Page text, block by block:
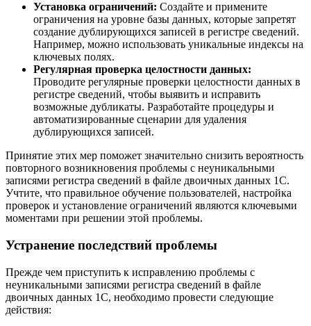
Установка ограничений: Создайте и примените
ограничения на уровне базы данных, которые запретят
создание дублирующихся записей в регистре сведений.
Например, можно использовать уникальные индексы на
ключевых полях.
Регулярная проверка целостности данных:
Проводите регулярные проверки целостности данных в
регистре сведений, чтобы выявить и исправить
возможные дубликаты. Разработайте процедуры и
автоматизированные сценарии для удаления
дублирующихся записей.
Принятие этих мер поможет значительно снизить вероятность
повторного возникновения проблемы с неуникальными
записями регистра сведений в файле двоичных данных 1С.
Учтите, что правильное обучение пользователей, настройка
проверок и установление ограничений являются ключевыми
моментами при решении этой проблемы.
Устранение последствий проблемы
Прежде чем приступить к исправлению проблемы с
неуникальными записями регистра сведений в файле
двоичных данных 1С, необходимо провести следующие
действия: